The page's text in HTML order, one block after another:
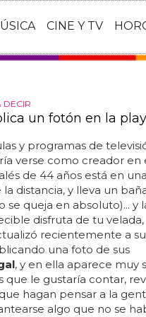
CINE Y TV
DECIR
un fotón en la
y programas de
verse como creador en
de 44 años está en una
distancia, y lleva un
queja en absoluto)... y
disfruta de tu velada,
recientemente a
una foto de sus
, y en ella aparece muy
que le gustaría contar,
hagan pensar a la
algo que no se